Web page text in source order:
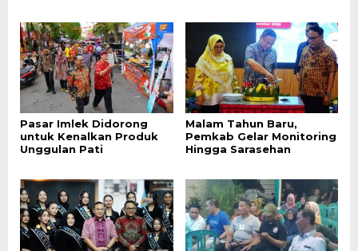
Pasar Imlek Didorong
untuk Kenalkan Produk
Unggulan Pati
Malam Tahun Baru,
Pemkab Gelar Monitoring
Hingga Sarasehan